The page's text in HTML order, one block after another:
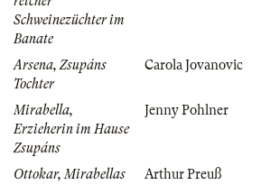
Schweinezüchter im
Banate
Arsena, Zsupáns
Tochter
Carola Jovanovic
Mirabella,
Erzieherin im Hause
Zsupáns
Jenny Pohlner
Ottokar, Mirabellas
Arthur Preuß